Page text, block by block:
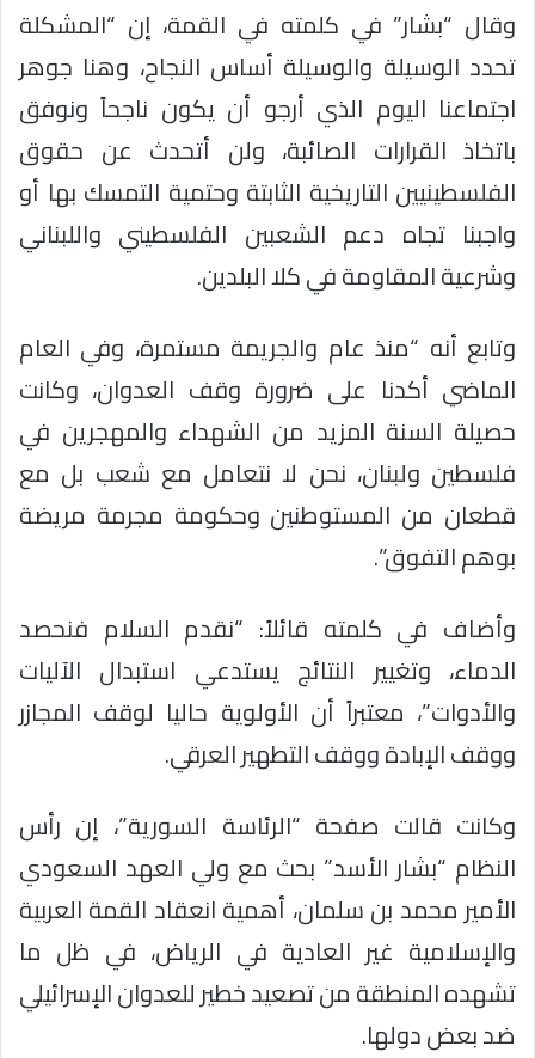
وقال “بشار” في كلمته في القمة، إن “المشكلة
تحدد الوسيلة والوسيلة أساس النجاح، وهنا جوهر
اجتماعنا اليوم الذي أرجو أن يكون ناجحاً ونوفق
باتخاذ القرارات الصائبة، ولن أتحدث عن حقوق
الفلسطينيين التاريخية الثابتة وحتمية التمسك بها أو
واجبنا تجاه دعم الشعبين الفلسطيني واللبناني
وشرعية المقاومة في كلا البلدين.
وتابع أنه “منذ عام والجريمة مستمرة، وفي العام
الماضي أكدنا على ضرورة وقف العدوان، وكانت
حصيلة السنة المزيد من الشهداء والمهجرين في
فلسطين ولبنان، نحن لا نتعامل مع شعب بل مع
قطعان من المستوطنين وحكومة مجرمة مريضة
بوهم التفوق”.
وأضاف في كلمته قائلاً: “نقدم السلام فنحصد
الدماء، وتغيير النتائج يستدعي استبدال الآليات
والأدوات”، معتبراً أن الأولوية حاليا لوقف المجازر
ووقف الإبادة ووقف التطهير العرقي.
وكانت قالت صفحة “الرئاسة السورية”، إن رأس
النظام “بشار الأسد” بحث مع ولي العهد السعودي
الأمير محمد بن سلمان، أهمية انعقاد القمة العربية
والإسلامية غير العادية في الرياض، في ظل ما
تشهده المنطقة من تصعيد خطير للعدوان الإسرائيلي
ضد بعض دولها.